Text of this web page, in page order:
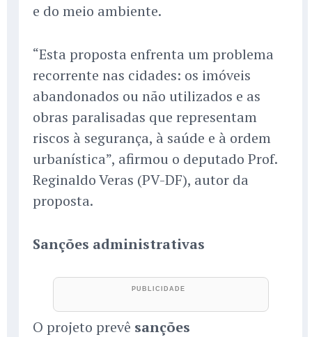
e do meio ambiente.
“Esta proposta enfrenta um problema
recorrente nas cidades: os imóveis
abandonados ou não utilizados e as
obras paralisadas que representam
riscos à segurança, à saúde e à ordem
urbanística”, afirmou o deputado Prof.
Reginaldo Veras (PV-DF), autor da
proposta.
Sanções administrativas
O projeto prevê sanções